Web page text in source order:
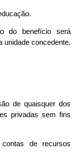
do benefício será
unidade concedente.
de quaisquer dos
privadas sem fins
de recursos